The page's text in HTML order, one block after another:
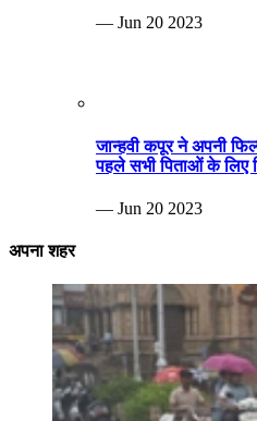
— Jun 20 2023
जान्हवी कपूर ने अपनी
पहले सभी पिताओं के लिए
— Jun 20 2023
अपना शहर